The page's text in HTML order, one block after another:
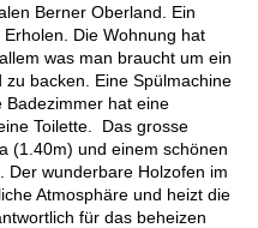
Berner Oberland. Ein
Die Wohnung hat
was man braucht um ein
backen. Eine Spülmachine
Badezimmer hat eine
Toilette. Das grosse
(1.40m) und einem schönen
Der wunderbare Holzofen im
Atmosphäre und heizt die
für das beheizen